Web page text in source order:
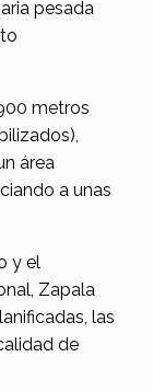
pesada
metros
área
a unas
y el
Zapala
las
de